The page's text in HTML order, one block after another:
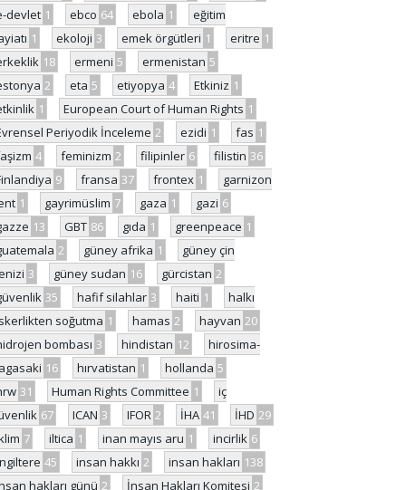
devlet 1 ebco 64 ebola 1
eğitim
1 ekoloji 3 emek örgütleri 1 eritre 1
18 ermeni 5 ermenistan 5
2 eta 5 etiyopya 4 Etkiniz 1
1 European Court of Human Rights 1
Periyodik İnceleme 2 ezidi 1 fas 1
4 feminizm 2 filipinler 6 filistin 36
9 fransa 37 frontex 1
garnizon
1 gayrimüslim 7 gaza 1 gazi 6
13 GBT 86 gıda 1 greenpeace 1
2 güney afrika 1
güney çin
3 güney sudan 16 gürcistan 2
35 hafif silahlar 3 haiti 1
halkı
soğutma 1 hamas 2 hayvan 20
bombası 3 hindistan 12
hirosima-
16 hırvatistan 1 hollanda 5
31 Human Rights Committee 1
iç
67 ICAN 3 IFOR 2 İHA 41 İHD 29
7 iltica 1 inan mayıs aru 1 incirlik 6
45 insan hakkı 2 insan hakları 138
hakları günü 2 İnsan Hakları Komitesi 2